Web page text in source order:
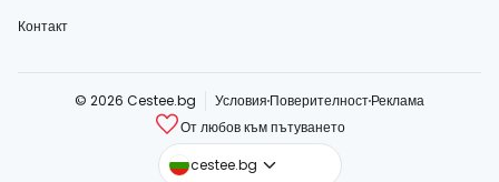
Контакт
© 2026 Cestee.bg Условия ПоверителностРеклама
От любов към пътуването
cestee.bg
cestee.com